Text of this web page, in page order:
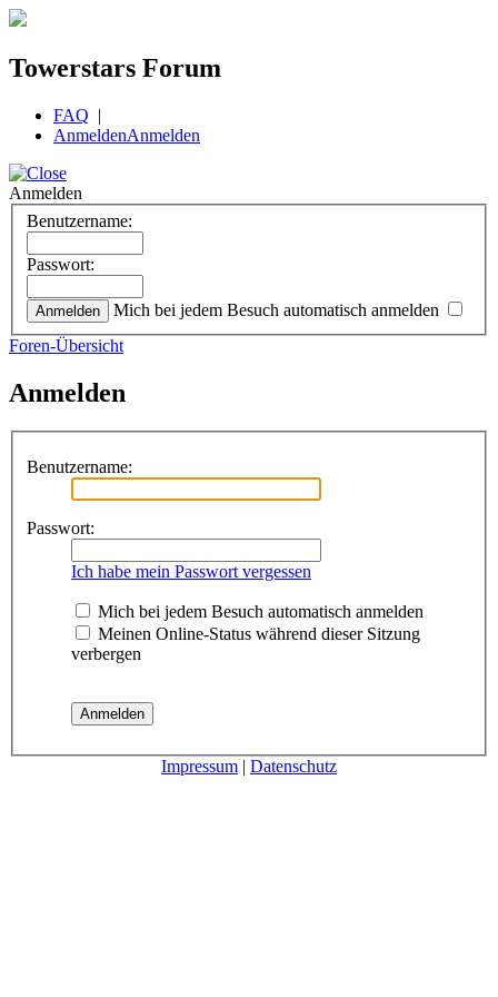
Towerstars Forum
FAQ |
AnmeldenAnmelden
Anmelden
Benutzername:
Passwort:
Mich bei jedem Besuch automatisch anmelden
Foren-Übersicht
Anmelden
Benutzername:
Passwort:
Ich habe mein Passwort vergessen
Mich bei jedem Besuch automatisch anmelden
Meinen Online-Status während dieser Sitzung
verbergen
Impressum | Datenschutz